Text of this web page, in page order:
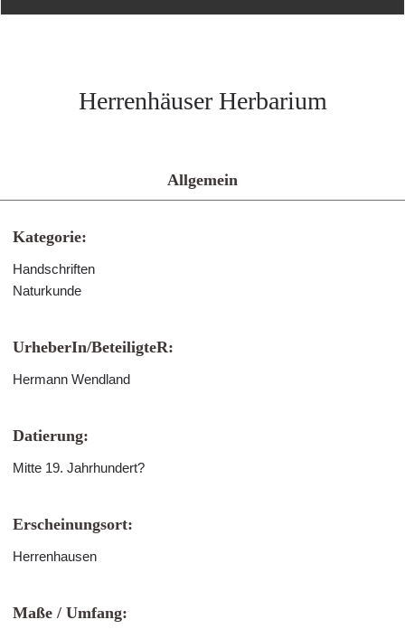
Herrenhäuser Herbarium
Allgemein
Kategorie:
Handschriften
Naturkunde
UrheberIn/BeteiligteR:
Hermann Wendland
Datierung:
Mitte 19. Jahrhundert?
Erscheinungsort:
Herrenhausen
Maße / Umfang: